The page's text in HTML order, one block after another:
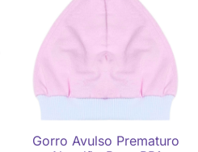
Gorro Avulso Prematuro